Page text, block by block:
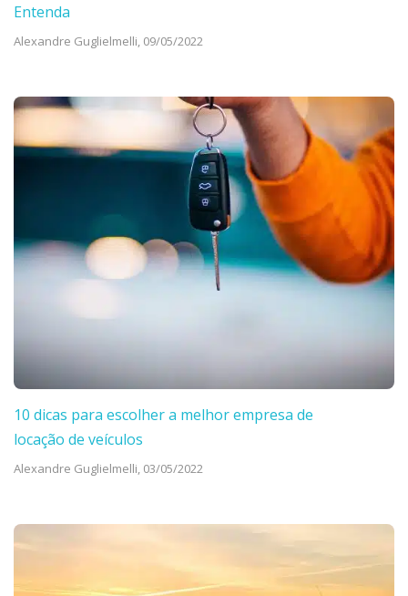
Entenda
Alexandre Guglielmelli, 09/05/2022
10 dicas para escolher a melhor empresa de
locação de veículos
Alexandre Guglielmelli, 03/05/2022